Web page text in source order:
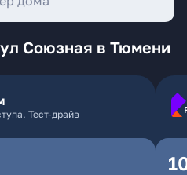
Союзная в Тюмени
Тест-драйв